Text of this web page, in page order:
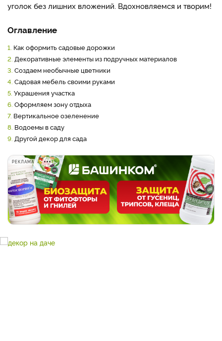
уголок без лишних вложений. Вдохновляемся и творим!
Оглавление
1. Как оформить садовые дорожки
2. Декоративные элементы из подручных материалов
3. Создаем необычные цветники
4. Садовая мебель своими руками
5. Украшения участка
6. Оформляем зону отдыха
7. Вертикальное озеленение
8. Водоемы в саду
9. Другой декор для сада
РЕКЛАМА